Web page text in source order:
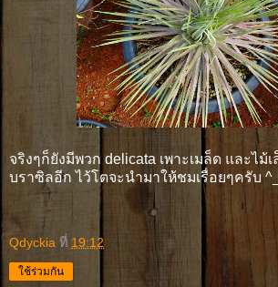
จริงๆก็ยังมีพวก delicata เพาะเมล็ด และไม้เ
บราซิลอีก ไว้โตจะนำมาให้ชมเรื่อยๆครับ
Qdyckia ที่ 19:12
ใช้ร่วมกัน